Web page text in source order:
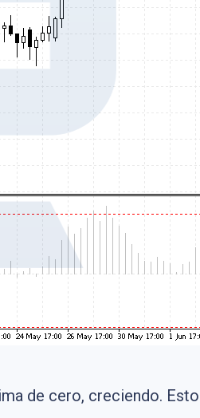
de cero, creciendo.